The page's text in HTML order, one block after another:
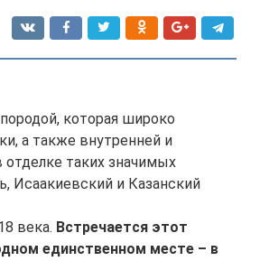
которая широко
а также внутренней и
таких значимых
Исаакиевский и Казанский
века. Встречается этот
единственном месте – в